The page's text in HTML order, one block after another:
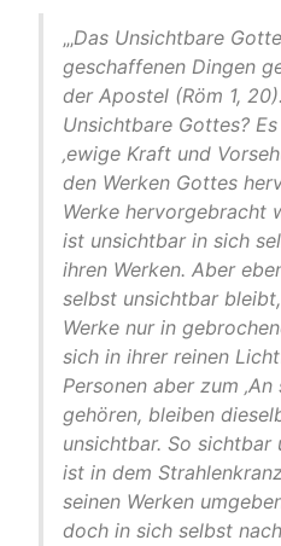
„‚Das Unsichtbare
geschaffenen Dingen
der Apostel (Röm 1,
Unsichtbare Gottes?
‚ewige Kraft und
den Werken Gottes
Werke hervorgebracht
ist unsichtbar in sich
ihren Werken. Aber
selbst unsichtbar
Werke nur in
sich in ihrer reinen
Personen aber zum
gehören, bleiben
unsichtbar. So
ist in dem
seinen Werken
doch in sich selbst